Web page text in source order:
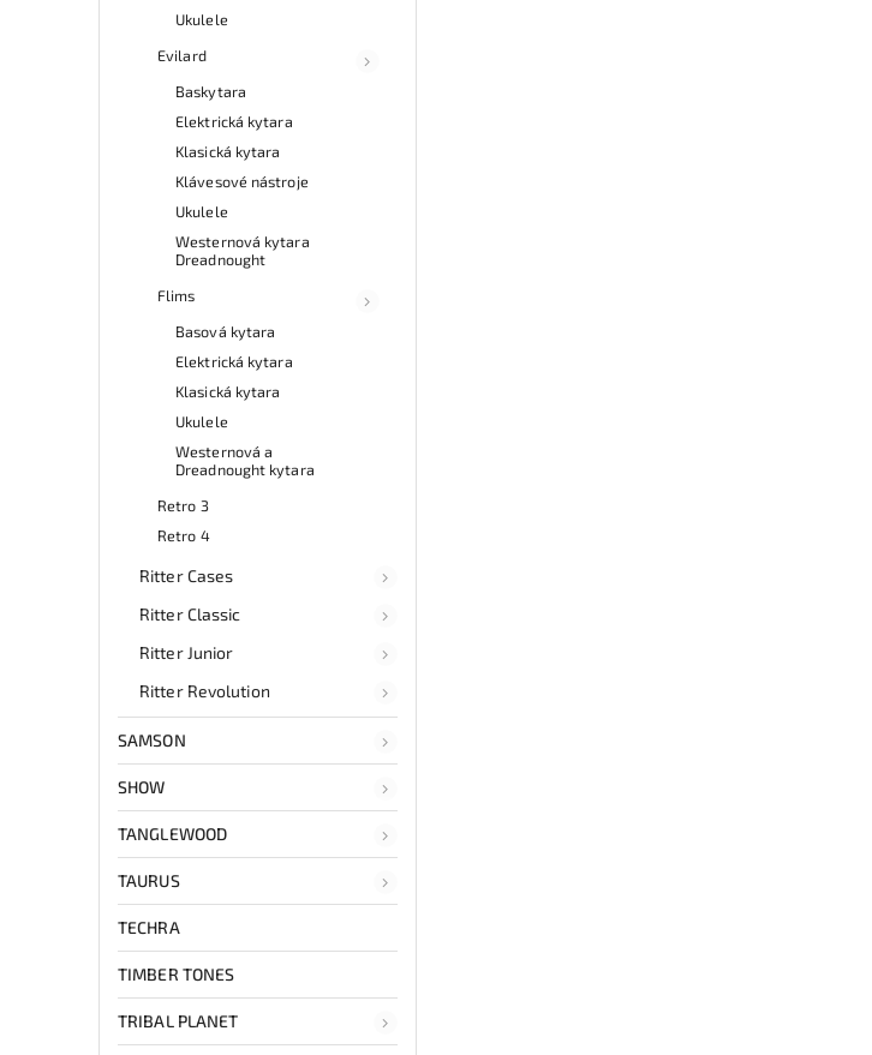
Ukulele
Evilard
Baskytara
Elektrická kytara
Klasická kytara
Klávesové nástroje
Ukulele
Westernová kytara
Dreadnought
Flims
Basová kytara
Elektrická kytara
Klasická kytara
Ukulele
Westernová a
Dreadnought kytara
Retro 3
Retro 4
Ritter Cases
Ritter Classic
Ritter Junior
Ritter Revolution
SAMSON
SHOW
TANGLEWOOD
TAURUS
TECHRA
TIMBER TONES
TRIBAL PLANET